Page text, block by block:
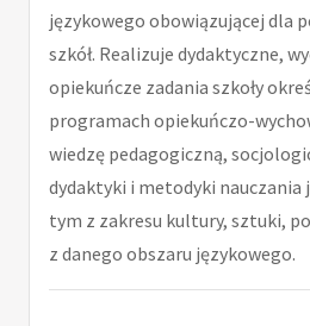
językowego obowiązującej dla
szkół. Realizuje dydaktyczne,
opiekuńcze zadania szkoły
programach opiekuńczo-
wiedzę pedagogiczną,
dydaktyki i metodyki nauczania
tym z zakresu kultury, sztuki,
z danego obszaru językowego.